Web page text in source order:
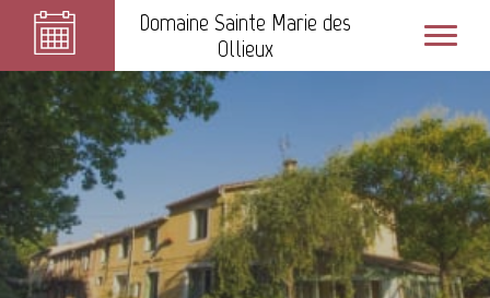
Domaine Sainte Marie des
Ollieux